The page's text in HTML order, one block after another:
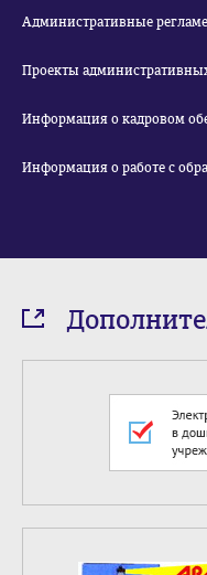
Административные
Проекты
Информация о кадровом
Информация о работе с